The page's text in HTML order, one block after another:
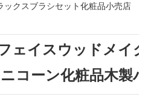
ェイスウッドメイ
コーン化粧品木製